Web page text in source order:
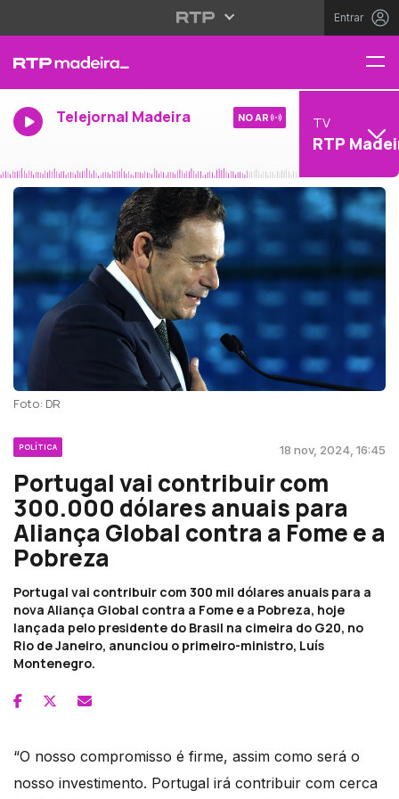
Entrar
Telejornal Madeira NO AR TV
RTP
Foto: DR
POLÍTICA 18 nov, 2024, 16:45
Portugal vai contribuir com
300.000 dólares anuais para
Aliança Global contra a Fome e a
Pobreza
Portugal vai contribuir com 300 mil dólares anuais para a
nova Aliança Global contra a Fome e a Pobreza, hoje
lançada pelo presidente do Brasil na cimeira do G20, no
Rio de Janeiro, anunciou o primeiro-ministro, Luís
Montenegro.
“O nosso compromisso é firme, assim como será o
nosso investimento. Portugal irá contribuir com cerca